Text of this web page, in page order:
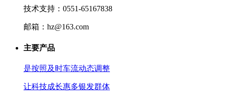
技术支持：0551-65167838
邮箱：hz@163.com
主要产品
是按照及时车流动态调整
让科技成长惠多银发群体